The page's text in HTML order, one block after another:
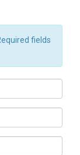
fields